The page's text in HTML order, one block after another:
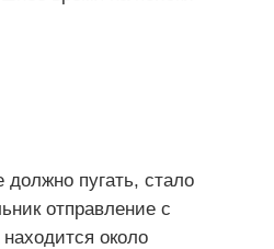
пугать, стало
отправление с
около